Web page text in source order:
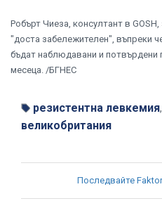
Робърт Чиеза, консултант в
"доста забележителен", въпреки
бъдат наблюдавани и потвърдени
месеца. /БГНЕС
резистентна левкемия,
великобритания
Последвайте